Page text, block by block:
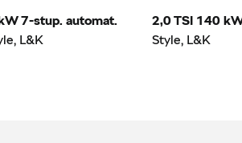
7-stup. automat.
L&K
2,0 TSI 140
Style, L&K